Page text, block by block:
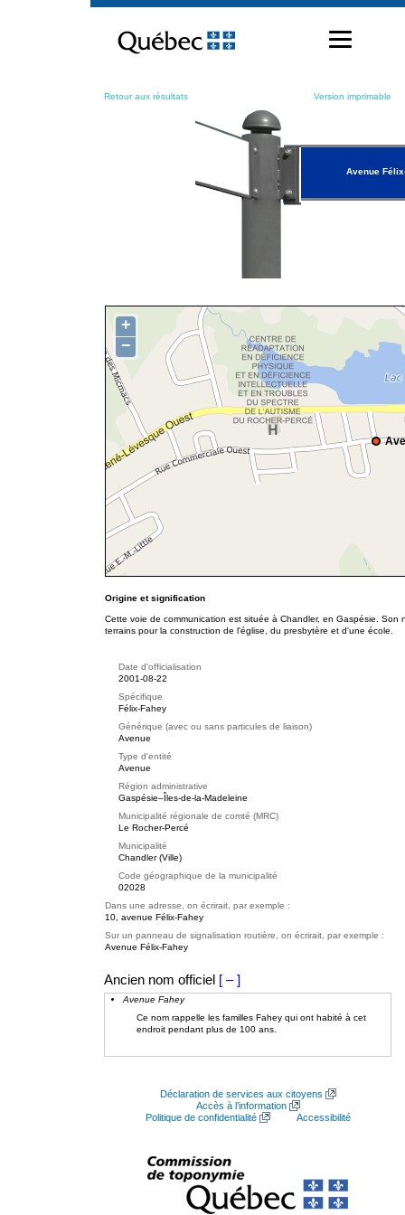
contenu
Retour aux résultats Version imprimable
Avenue
+
−
Origine et signification
Cette voie de communication est située à Chandler, en Gaspésie. Son
terrains pour la construction de l'église, du presbytère et d'une école.
Date d'officialisation
2001-08-22
Spécifique
Félix-Fahey
Générique (avec ou sans particules de liaison)
Avenue
Type d'entité
Avenue
Région administrative
Gaspésie–Îles-de-la-Madeleine
Municipalité régionale de comté (MRC)
Le Rocher-Percé
Municipalité
Chandler (Ville)
Code géographique de la municipalité
02028
Dans une adresse, on écrirait, par exemple :
10, avenue Félix-Fahey
Sur un panneau de signalisation routière, on écrirait, par exemple :
Avenue Félix-Fahey
Ancien nom officiel [ – ]
Avenue Fahey
Ce nom rappelle les familles Fahey qui ont habité à cet
endroit pendant plus de 100 ans.
Déclaration de services aux citoyens
Accès à l’information
Politique de confidentialité
Accessibilité